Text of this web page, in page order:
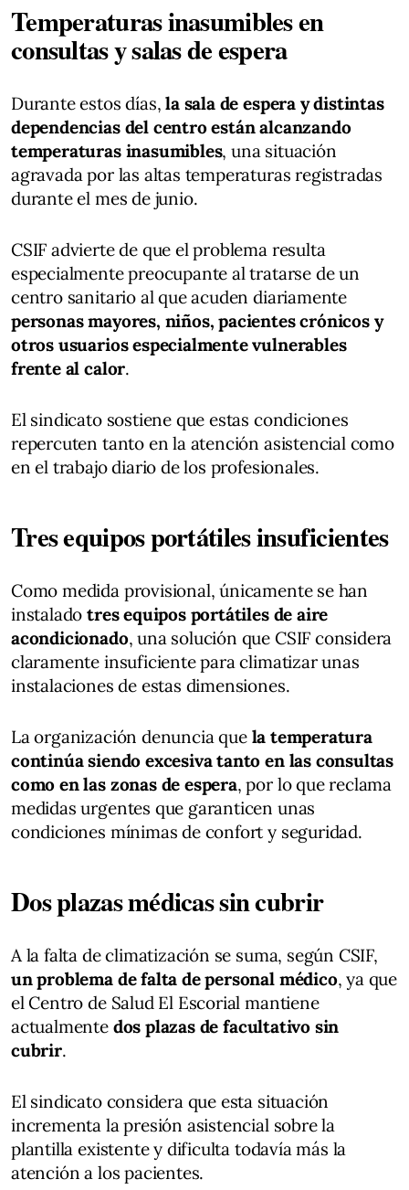
Temperaturas inasumibles en
consultas y salas de espera
Durante estos días,la sala de espera y distintas
dependencias del centro están alcanzando
temperaturas inasumibles, una situación
agravada por las altas temperaturas registradas
durante el mes de junio.
CSIF advierte de que el problema resulta
especialmente preocupante al tratarse de un
centro sanitario al que acuden diariamente
personas mayores, niños, pacientes crónicos y
otros usuarios especialmente vulnerables
frente al calor.
El sindicato sostiene que estas condiciones
repercuten tanto en la atención asistencial como
en el trabajo diario de los profesionales.
Tres equipos portátiles insuficientes
Como medida provisional, únicamente se han
instaladotres equipos portátiles de aire
acondicionado, una solución que CSIF considera
claramente insuficiente para climatizar unas
instalaciones de estas dimensiones.
La organización denuncia que la temperatura
continúa siendo excesiva tanto en las consultas
como en las zonas de espera, por lo que reclama
medidas urgentes que garanticen unas
condiciones mínimas de confort y seguridad.
Dos plazas médicas sin cubrir
A la falta de climatización se suma, según CSIF,
un problema de falta de personal médico, ya que
el Centro de Salud El Escorial mantiene
actualmente dos plazas de facultativo sin
cubrir.
El sindicato considera que esta situación
incrementa la presión asistencial sobre la
plantilla existente y dificulta todavía más la
atención a los pacientes.